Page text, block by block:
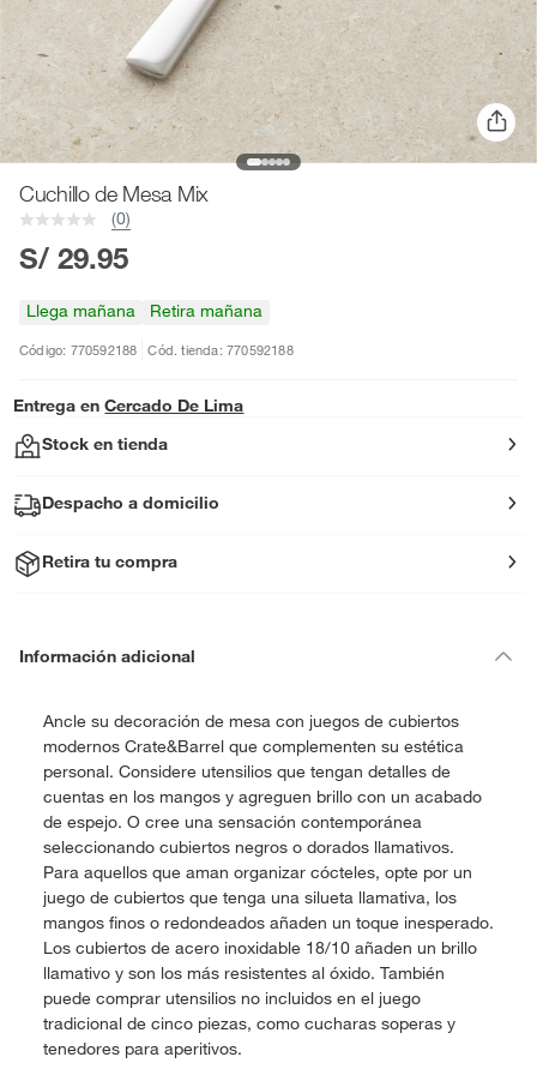
Cuchillo de Mesa Mix
(0)
S/ 29.95
Llega mañana Retira mañana
Código: 770592188 Cód. tienda: 770592188
Entrega en Cercado De Lima
Stock en tienda
Despacho a domicilio
Retira tu compra
Información adicional
Ancle su decoración de mesa con juegos de cubiertos
modernos Crate&Barrel que complementen su estética
personal. Considere utensilios que tengan detalles de
cuentas en los mangos y agreguen brillo con un acabado
de espejo. O cree una sensación contemporánea
seleccionando cubiertos negros o dorados llamativos.
Para aquellos que aman organizar cócteles, opte por un
juego de cubiertos que tenga una silueta llamativa, los
mangos finos o redondeados añaden un toque inesperado.
Los cubiertos de acero inoxidable 18/10 añaden un brillo
llamativo y son los más resistentes al óxido. También
puede comprar utensilios no incluidos en el juego
tradicional de cinco piezas, como cucharas soperas y
tenedores para aperitivos.